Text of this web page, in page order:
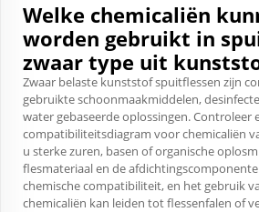
Welke chemicaliën
worden gebruikt in
zwaar type uit
Zwaar belaste kunststof spuitflessen zijn
gebruikte schoonmaakmiddelen,
water gebaseerde oplossingen. Controleer
compatibiliteitsdiagram voor chemicaliën
u sterke zuren, basen of organische
flesmateriaal en de
chemische compatibiliteit, en het gebruik
chemicaliën kan leiden tot flessenfalen of